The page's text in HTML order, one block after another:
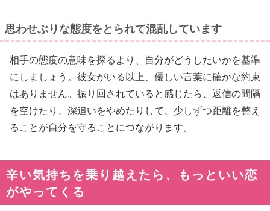
思わせぶりな態度をとられて混乱しています
相手の態度の意味を探るより、自分がどうしたいかを基準
にしましょう。彼女がいる以上、優しい言葉に確かな約束
はありません。振り回されていると感じたら、返信の間隔
を空けたり、深追いをやめたりして、少しずつ距離を整え
ることが自分を守ることにつながります。
辛い気持ちを乗り越えたら、もっといい恋
がやってくる